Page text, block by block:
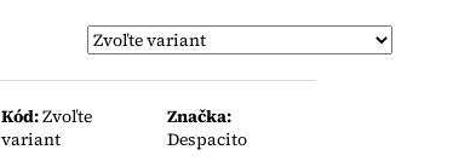
Kód:Zvoľte
variant
Značka:
Despacito
Nasledujúce